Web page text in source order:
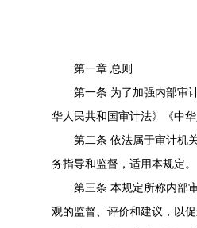
第一章 总则
第一条 为了加强内部审计
华人民共和国审计法》《中
第二条 依法属于审计机关
务指导和监督，适用本规定。
第三条 本规定所称内部审
观的监督、评价和建议，以